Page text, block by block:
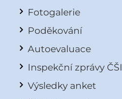
Fotogalerie
Poděkování
Autoevaluace
Inspekční zprávy ČŠI
Výsledky anket